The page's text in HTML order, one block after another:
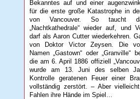
Bekanntes auf und einer
für die erste große Katastrophe in
von Vancouver. So taucht
„Nachtkathedrale“ wieder auf, und
darf als Aaron Cutter wiederkehren.
von Doktor Victor Zeysen. Die
Namen „Gastown“ oder „Granville“
die am 6. April 1886 offiziell
wurde am 13. Juni des selben
Kontrolle geratenen Feuer einer
vollständig zerstört. – Aber
Fahlen ihre Hände im Spiel…